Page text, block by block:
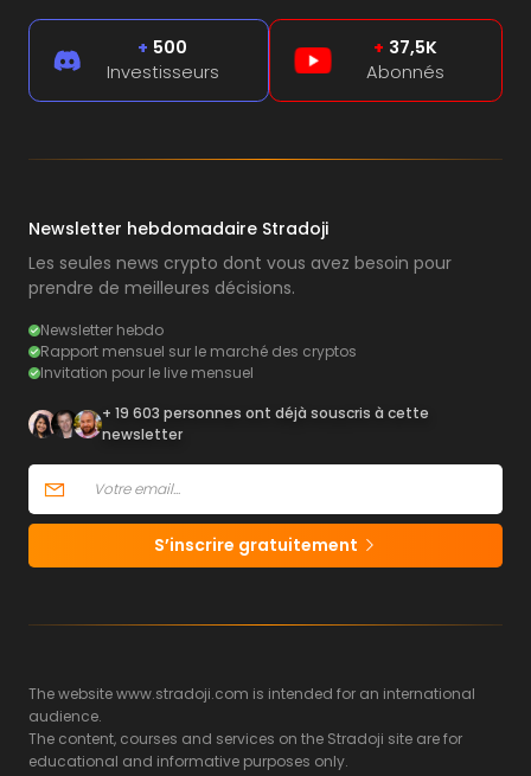
+ 500
Investisseurs
+ 37,5K
Abonnés
Newsletter hebdomadaire Stradoji
Les seules news crypto dont vous avez besoin pour
prendre de meilleures décisions.
Newsletter hebdo
Rapport mensuel sur le marché des cryptos
Invitation pour le live mensuel
+ 19 603 personnes ont déjà souscris à cette
newsletter
S’inscrire gratuitement
The website www.stradoji.com is intended for an international
audience.
The content, courses and services on the Stradoji site are for
educational and informative purposes only.